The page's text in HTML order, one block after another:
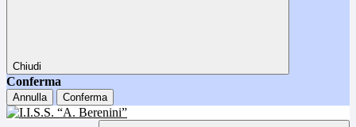
Chiudi
Conferma
Annulla Conferma